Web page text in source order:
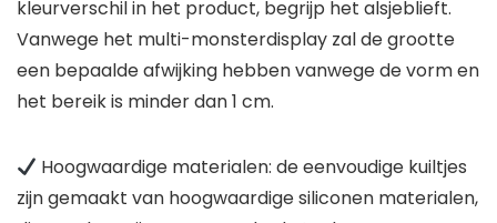
kleurverschil in het product, begrijp het alsjeblieft.
Vanwege het multi-monsterdisplay zal de grootte
een bepaalde afwijking hebben vanwege de vorm en
het bereik is minder dan 1 cm.
Hoogwaardige materialen: de eenvoudige kuiltjes
zijn gemaakt van hoogwaardige siliconen materialen,